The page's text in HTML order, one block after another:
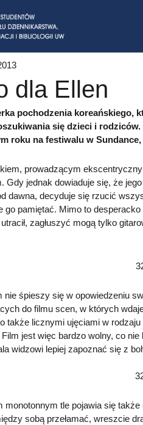
dla Ellen
pochodzenia koreańskiego,
się dzieci i
roku na festiwalu w
prowadzącym
Gdy jednak dowiaduje się, że
dawna, decyduje się rzucić
go pamiętać. Mimo to
zagłuszyć mogą tylko
śpieszy się w opowiedzeniu
do filmu scen, w których
także licznymi ujęciami w
jest więc bardzo wolny, co
widzowi lepiej zapoznać się z
tle pojawia się
sobą przełamać, wreszcie